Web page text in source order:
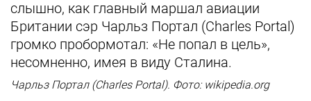
слышно, как главный маршал авиации
Британии сэр Чарльз Портал (Charles Portal)
громко пробормотал: «Не попал в цель»,
несомненно, имея в виду Сталина.
Чарльз Портал (Charles Portal). Фото: wikipedia.org